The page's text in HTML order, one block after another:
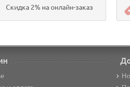
Скидка 2% на онлайн-заказ